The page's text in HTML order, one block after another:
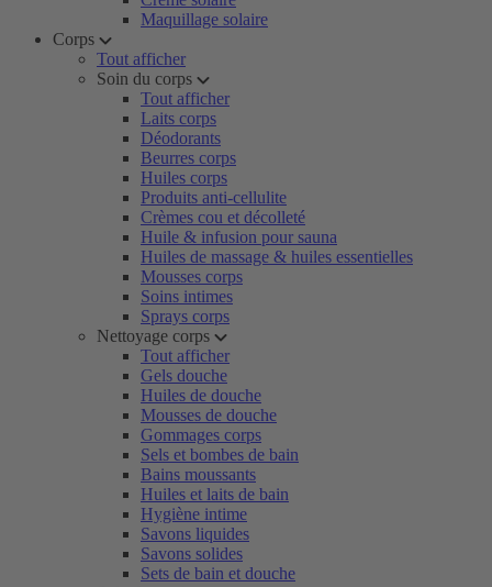
Maquillage solaire
Corps
Tout afficher
Soin du corps
Tout afficher
Laits corps
Déodorants
Beurres corps
Huiles corps
Produits anti-cellulite
Crèmes cou et décolleté
Huile & infusion pour sauna
Huiles de massage & huiles essentielles
Mousses corps
Soins intimes
Sprays corps
Nettoyage corps
Tout afficher
Gels douche
Huiles de douche
Mousses de douche
Gommages corps
Sels et bombes de bain
Bains moussants
Huiles et laits de bain
Hygiène intime
Savons liquides
Savons solides
Sets de bain et douche